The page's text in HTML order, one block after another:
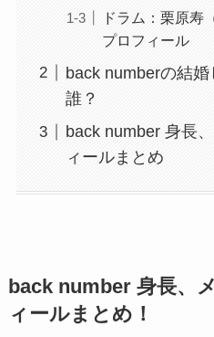
ドラム：栗原
プロフィール
back numberの結
誰？
back number 身長
ィールまとめ
back number 身長、
ィールまとめ！